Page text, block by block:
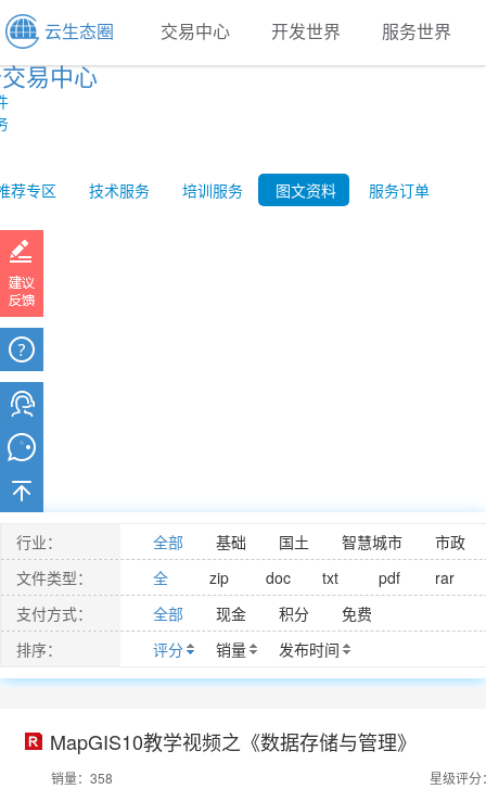
云生态圈 交易中心 开发世界 服务世界
易中心
荐专区 技术服务 培训服务 图文资料 服务订单
行业： 全部 基础 国土 智慧城市
市政
MapGIS最佳服务
其他
文件类型：
全
zip doc txt pdf
rar
支付方式：
全部 现金 积分
免费
排序：
评分 销量 发布时间
MapGIS10教学视频之《数据存储与管理》
销量：358
星级评